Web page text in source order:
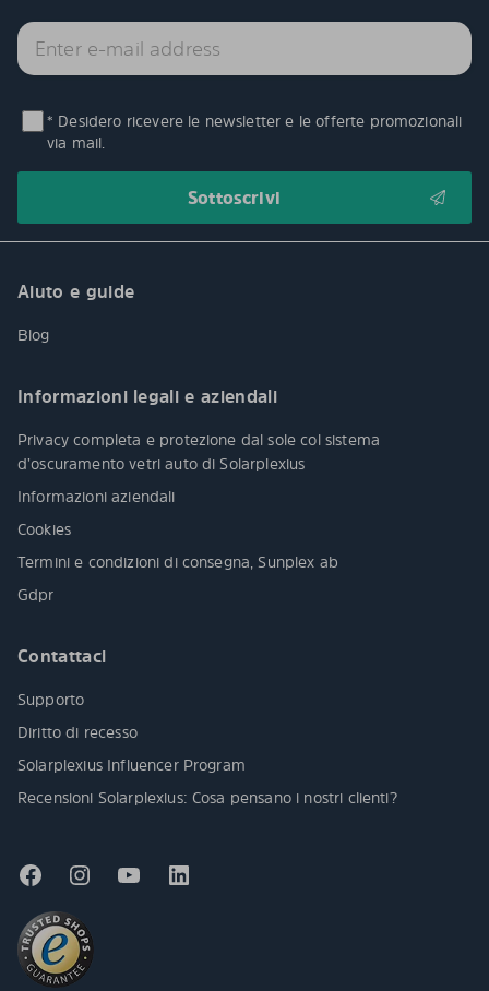
* Desidero ricevere le newsletter e le offerte promozionali
via mail.
Aiuto e guide
Blog
Informazioni legali e aziendali
Privacy completa e protezione dal sole col sistema
d’oscuramento vetri auto di Solarplexius
Informazioni aziendali
Cookies
Termini e condizioni di consegna, Sunplex ab
Gdpr
Contattaci
Supporto
Diritto di recesso
Solarplexius Influencer Program
Recensioni Solarplexius: Cosa pensano i nostri clienti?